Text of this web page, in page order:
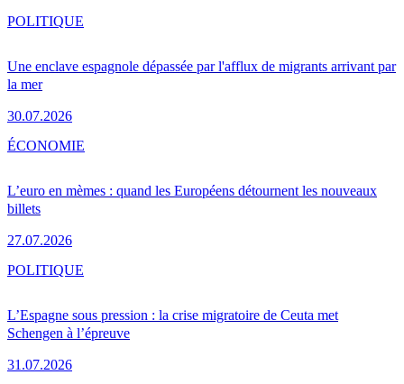
Une enclave espagnole dépassée par l'afflux de migrants arrivant par
la mer
30.07.2026
POLITIQUE
L’euro en mèmes : quand les Européens détournent les nouveaux
billets
27.07.2026
ÉCONOMIE
L’Espagne sous pression : la crise migratoire de Ceuta met
Schengen à l’épreuve
31.07.2026
POLITIQUE